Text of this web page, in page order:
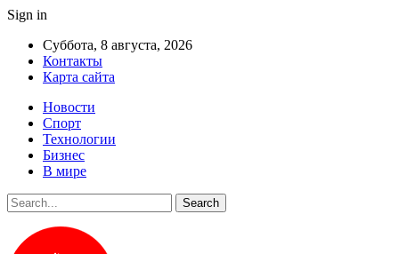
Sign in
Суббота, 8 августа, 2026
Контакты
Карта сайта
Новости
Спорт
Технологии
Бизнес
В мире